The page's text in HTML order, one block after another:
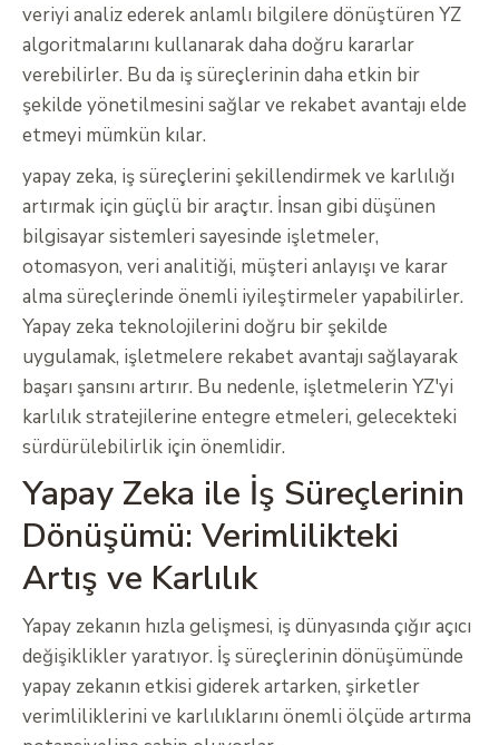
veriyi analiz ederek anlamlı bilgilere dönüştüren YZ
algoritmalarını kullanarak daha doğru kararlar
verebilirler. Bu da iş süreçlerinin daha etkin bir
şekilde yönetilmesini sağlar ve rekabet avantajı elde
etmeyi mümkün kılar.
yapay zeka, iş süreçlerini şekillendirmek ve karlılığı
artırmak için güçlü bir araçtır. İnsan gibi düşünen
bilgisayar sistemleri sayesinde işletmeler,
otomasyon, veri analitiği, müşteri anlayışı ve karar
alma süreçlerinde önemli iyileştirmeler yapabilirler.
Yapay zeka teknolojilerini doğru bir şekilde
uygulamak, işletmelere rekabet avantajı sağlayarak
başarı şansını artırır. Bu nedenle, işletmelerin YZ'yi
karlılık stratejilerine entegre etmeleri, gelecekteki
sürdürülebilirlik için önemlidir.
Yapay Zeka ile İş Süreçlerinin
Dönüşümü: Verimlilikteki
Artış ve Karlılık
Yapay zekanın hızla gelişmesi, iş dünyasında çığır açıcı
değişiklikler yaratıyor. İş süreçlerinin dönüşümünde
yapay zekanın etkisi giderek artarken, şirketler
verimliliklerini ve karlılıklarını önemli ölçüde artırma